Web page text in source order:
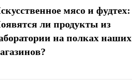
мясо и фудтех:
ли продукты из
на полках наших